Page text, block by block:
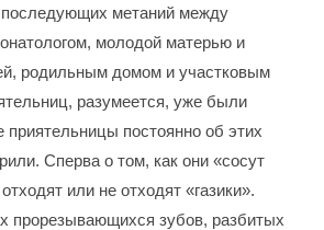
последующих метаний между
молодой матерью и
родильным домом и участковым
разумеется, уже были
постоянно об этих
Сперва о том, как они «сосут
или не отходят «газики».
прорезывающихся зубов, разбитых